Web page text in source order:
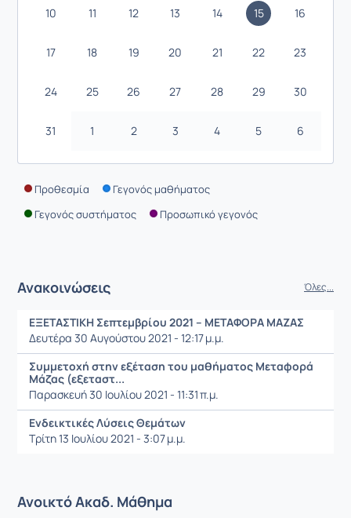
10 11 12 13 14 15 16
17 18 19 20 21 22 23
24 25 26 27 28 29 30
31 1 2 3 4 5 6
Προθεσμία
Γεγονός μαθήματος
Γεγονός συστήματος
Προσωπικό γεγονός
Ανακοινώσεις Όλες...
ΕΞΕΤΑΣΤΙΚΗ Σεπτεμβρίου 2021 – ΜΕΤΑΦΟΡΑ ΜΑΖΑΣ
Δευτέρα 30 Αυγούστου 2021 - 12:17 μ.μ.
Συμμετοχή στην εξέταση του μαθήματος Μεταφορά
Μάζας (εξεταστ...
Παρασκευή 30 Ιουλίου 2021 - 11:31 π.μ.
Ενδεικτικές Λύσεις Θεμάτων
Τρίτη 13 Ιουλίου 2021 - 3:07 μ.μ.
Ανοικτό Ακαδ. Μάθημα